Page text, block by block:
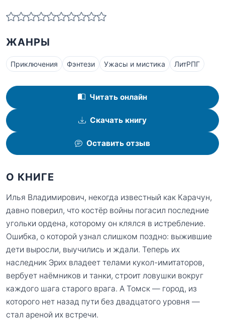
ЖАНРЫ
Приключения Фэнтези Ужасы и мистика ЛитРПГ
Читать онлайн
Скачать книгу
Оставить отзыв
О КНИГЕ
Илья Владимирович, некогда известный как Карачун,
давно поверил, что костёр войны погасил последние
угольки ордена, которому он клялся в истребление.
Ошибка, о которой узнал слишком поздно: выжившие
дети выросли, выучились и ждали. Теперь их
наследник Эрих владеет телами кукол-имитаторов,
вербует наёмников и танки, строит ловушки вокруг
каждого шага старого врага. А Томск — город, из
которого нет назад пути без двадцатого уровня —
стал ареной их встречи.